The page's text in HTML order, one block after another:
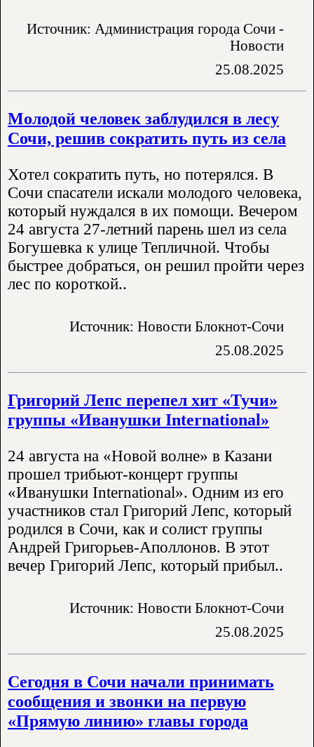
Источник: Администрация города Сочи -
Новости
25.08.2025
Молодой человек заблудился в лесу
Сочи, решив сократить путь из села
Хотел сократить путь, но потерялся. В
Сочи спасатели искали молодого человека,
который нуждался в их помощи. Вечером
24 августа 27-летний парень шел из села
Богушевка к улице Тепличной. Чтобы
быстрее добраться, он решил пройти через
лес по короткой..
Источник: Новости Блокнот-Сочи
25.08.2025
Григорий Лепс перепел хит «Тучи»
группы «Иванушки International»
24 августа на «Новой волне» в Казани
прошел трибьют-концерт группы
«Иванушки International». Одним из его
участников стал Григорий Лепс, который
родился в Сочи, как и солист группы
Андрей Григорьев-Аполлонов. В этот
вечер Григорий Лепс, который прибыл..
Источник: Новости Блокнот-Сочи
25.08.2025
Сегодня в Сочи начали принимать
сообщения и звонки на первую
«Прямую линию» главы города